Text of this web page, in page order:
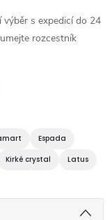
s expedicí do 24
rozcestník
Espada
Kirké crystal
Latus